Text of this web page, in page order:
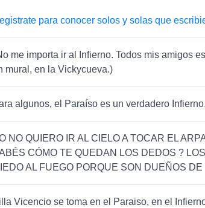
para conocer solos y solas que
me importa ir al Infierno. Todos mis amigos
mural, en la Vickycueva.)
algunos, el Paraíso es un verdadero Infierno.
NO QUIERO IR AL CIELO A TOCAR EL
CÓMO TE QUEDAN LOS DEDOS ?
AL FUEGO PORQUE SON DUEÑOS
Vicencio se toma en el Paraiso, en el